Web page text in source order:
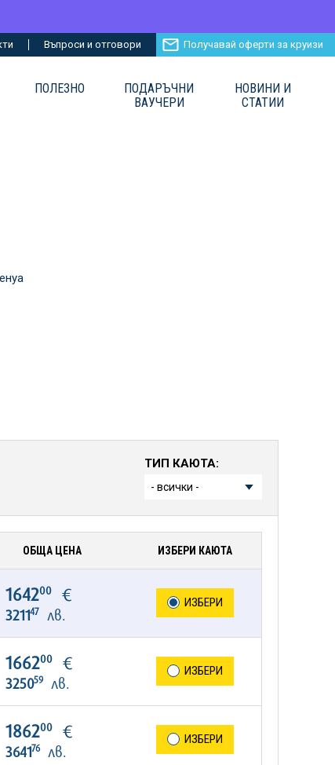
Въпроси и отговори Получавай оферти за круизи
ПОЛЕЗНО
ПОДАРЪЧНИ
ВАУЧЕРИ
НОВИНИ И
СТАТИИ
ТИП КАЮТА:
ОБЩА ЦЕНА ИЗБЕРИ КАЮТА
164200€
321147лв.
ИЗБЕРИ
166200€
325059лв.
ИЗБЕРИ
186200€
364176лв.
ИЗБЕРИ